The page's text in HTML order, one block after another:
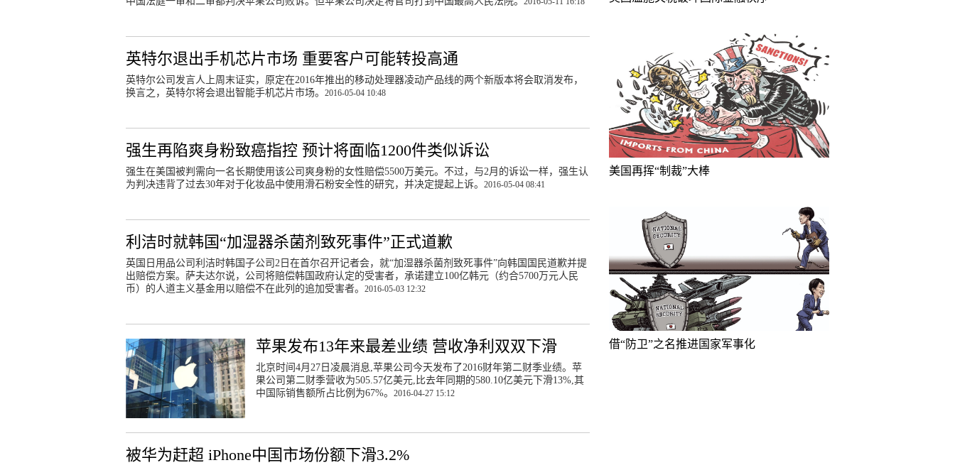
英特尔退出手机芯片市场 重要客户可能转投高通
英特尔公司发言人上周末证实，原定在2016年推出的移动处理器凌动产品线的两个新版本将会取消发布，
换言之，英特尔将会退出智能手机芯片市场。 2016-05-04 10:48
强生再陷爽身粉致癌指控 预计将面临1200件类似诉讼
强生在美国被判需向一名长期使用该公司爽身粉的女性赔偿5500万美元。不过，与2月的诉讼一样，强生认
为判决违背了过去30年对于化妆品中使用滑石粉安全性的研究，并决定提起上诉。 2016-05-04 08:41
利洁时就韩国“加湿器杀菌剂致死事件”正式道歉
英国日用品公司利洁时韩国子公司2日在首尔召开记者会，就“加湿器杀菌剂致死事件”向韩国国民道歉并提
出赔偿方案。萨夫达尔说，公司将赔偿韩国政府认定的受害者，承诺建立100亿韩元（约合5700万元人民
币）的人道主义基金用以赔偿不在此列的追加受害者。 2016-05-03 12:32
苹果发布13年来最差业绩 营收净利双双下滑
北京时间4月27日凌晨消息,苹果公司今天发布了2016财年第二财季业绩。苹
果公司第二财季营收为505.57亿美元,比去年同期的580.10亿美元下滑13%,其
中国际销售额所占比例为67%。2016-04-27 15:12
被华为赶超 iPhone中国市场份额下滑3.2%
美国再挥“制裁”大棒
借“防卫”之名推进国家军事化